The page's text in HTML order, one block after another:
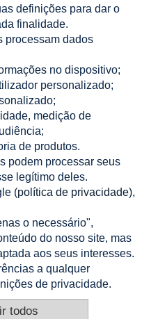
Elástico/flexível
RKLGV
CONTA
z o. o.
040 Koluszki, Polónia
999 949
definições para dar o
finalidade.
processam dados
no dispositivo;
personalizado;
medição de
de produtos.
podem processar seus
legítimo deles.
(política de privacidade),
o necessário",
do nosso site, mas
aos seus interesses.
a qualquer
de privacidade.
todos